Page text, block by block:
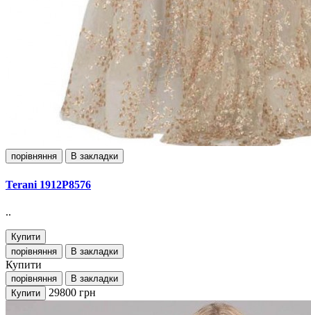
порівняння В закладки
Terani 1912Р8576
..
Купити
порівняння
В закладки
Купити
порівняння
В закладки
Купити
29800 грн